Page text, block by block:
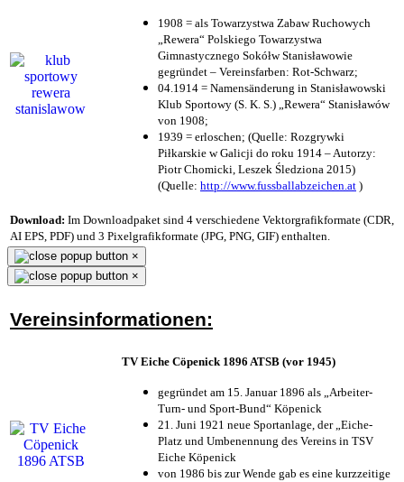
1908 = als Towarzystwa Zabaw Ruchowych
„Rewera“ Polskiego Towarzystwa
Gimnastycznego Sokółw Stanisławowie
gegründet – Vereinsfarben: Rot-Schwarz;
04.1914 = Namensänderung in Stanisławowski
Klub Sportowy (S. K. S.) „Rewera“ Stanisławów
von 1908;
1939 = erloschen; (Quelle: Rozgrywki
Piłkarskie w Galicji do roku 1914 – Autorzy:
Piotr Chomicki, Leszek Śledziona 2015)
(Quelle: http://www.fussballabzeichen.at )
Download: Im Downloadpaket sind 4 verschiedene Vektorgrafikformate (CDR,
AI EPS, PDF) und 3 Pixelgrafikformate (JPG, PNG, GIF) enthalten.
×
×
Vereinsinformationen:
TV Eiche Cöpenick 1896 ATSB (vor 1945)
gegründet am 15. Januar 1896 als „Arbeiter-
Turn- und Sport-Bund“ Köpenick
21. Juni 1921 neue Sportanlage, der „Eiche-
Platz und Umbenennung des Vereins in TSV
Eiche Köpenick
von 1986 bis zur Wende gab es eine kurzzeitige